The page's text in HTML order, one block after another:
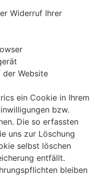
Widerruf Ihrer
der Website
ein Cookie in Ihrem
bzw.
Die so erfassten
uns zur Löschung
selbst löschen
entfällt.
bleiben